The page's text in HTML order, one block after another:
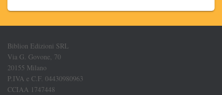
Biblion Edizioni SRL
Via G. Govone, 70
20155 Milano
P.IVA e C.F. 04430980963
CCIAA 1747448